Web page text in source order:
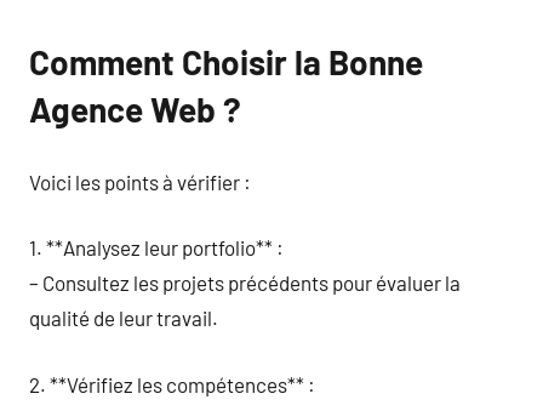
Comment Choisir la Bonne
Agence Web ?
Voici les points à vérifier :
1. **Analysez leur portfolio** :
– Consultez les projets précédents pour évaluer la
qualité de leur travail.
2. **Vérifiez les compétences** :